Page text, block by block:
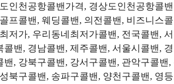
천공항콜밴가격, 경상도인천공항콜
콜밴, 웨딩콜밴, 의전콜밴, 비즈니스
가, 우리동네최저가콜밴, 전국콜밴,
밴, 경남콜밴, 제주콜밴, 서울시콜밴,
, 강북구콜밴, 강서구콜밴, 관악구콜
구콜밴, 송파구콜밴, 양천구콜밴, 영